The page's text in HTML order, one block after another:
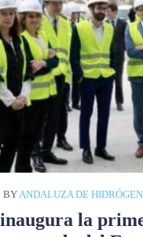
BYANDALUZA DE
la